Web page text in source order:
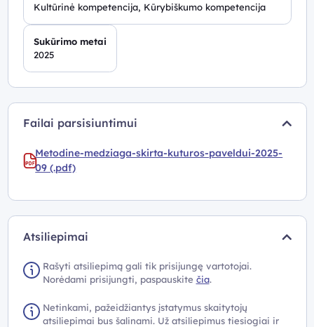
Kultūrinė kompetencija, Kūrybiškumo kompetencija
Sukūrimo metai
2025
Failai parsisiuntimui
Metodine-medziaga-skirta-kuturos-paveldui-2025-
09 (.pdf)
Atsiliepimai
Rašyti atsiliepimą gali tik prisijungę vartotojai.
Norėdami prisijungti, paspauskite čia.
Netinkami, pažeidžiantys įstatymus skaitytojų
atsiliepimai bus šalinami. Už atsiliepimus tiesiogiai ir